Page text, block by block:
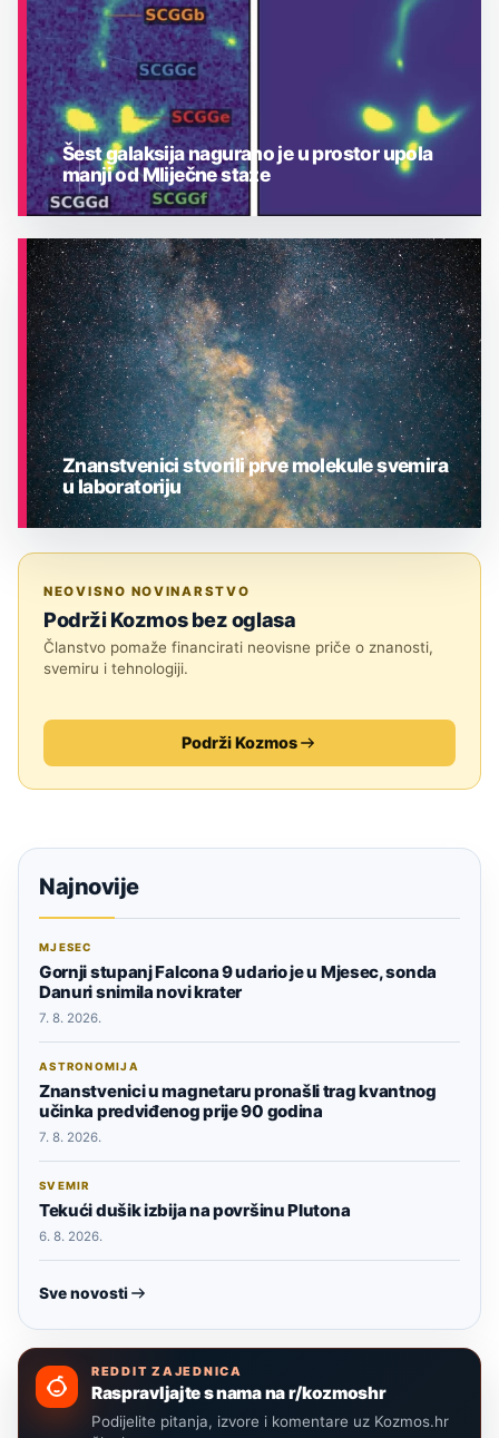
ASTRONOMIJA
Šest galaksija nagurano je u prostor upola
manji od Mliječne staze
Znanstvenici stvorili prve molekule svemira
u laboratoriju
NEOVISNO NOVINARSTVO
Podrži Kozmos bez oglasa
Članstvo pomaže financirati neovisne priče o znanosti,
svemiru i tehnologiji.
Podrži Kozmos
Najnovije
MJESEC
Gornji stupanj Falcona 9 udario je u Mjesec, sonda
Danuri snimila novi krater
7. 8. 2026.
ASTRONOMIJA
Znanstvenici u magnetaru pronašli trag kvantnog
učinka predviđenog prije 90 godina
7. 8. 2026.
SVEMIR
Tekući dušik izbija na površinu Plutona
6. 8. 2026.
Sve novosti
REDDIT ZAJEDNICA
Raspravljajte s nama na r/kozmoshr
Podijelite pitanja, izvore i komentare uz Kozmos.hr